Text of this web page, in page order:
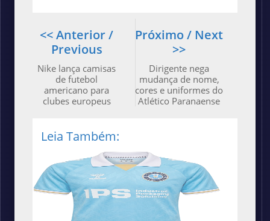
Próximo / Next
>>
Dirigente nega
mudança de nome,
cores e uniformes do
Atlético Paranaense
<< Anterior /
Previous
Nike lança camisas
de futebol
americano para
clubes europeus
Leia Também: